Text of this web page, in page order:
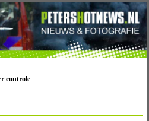
controle